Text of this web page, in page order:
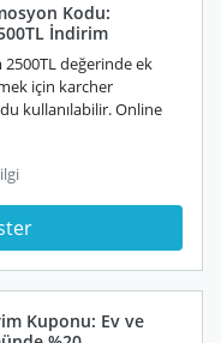
Kodu:
İndirim
2500TL değerinde ek
için karcher
kullanılabilir. Online
Kuponu: Ev ve